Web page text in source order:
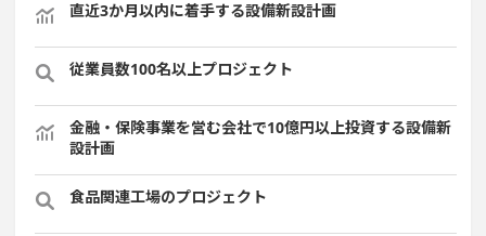
直近3か月以内に着手する設備新設計画
従業員数100名以上プロジェクト
金融・保険事業を営む会社で10億円以上投資する設備新
設計画
食品関連工場のプロジェクト